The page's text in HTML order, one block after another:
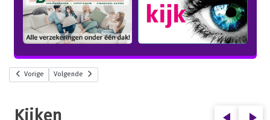
Vorige Volgende
Kijken